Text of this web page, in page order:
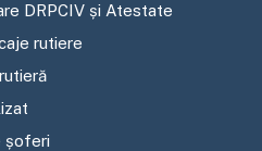
DRPCIV și Atestate
rutiere
șoferi